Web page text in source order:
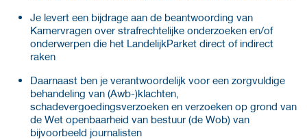
Je levert een bijdrage aan de beantwoording van
Kamervragen over strafrechtelijke onderzoeken en/of
onderwerpen die het LandelijkParket direct of indirect
raken
Daarnaast ben je verantwoordelijk voor een zorgvuldige
behandeling van (Awb-)klachten,
schadevergoedingsverzoeken en verzoeken op grond van
de Wet openbaarheid van bestuur (de Wob) van
bijvoorbeeld journalisten